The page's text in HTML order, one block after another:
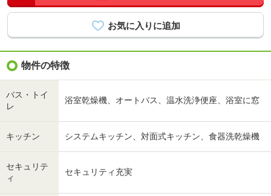
物件の特徴
バス・トイ
レ
浴室乾燥機、オートバス、温水洗浄便座、浴室に窓
キッチン システムキッチン、対面式キッチン、食器洗乾燥機
セキュリテ
ィ
セキュリティ充実